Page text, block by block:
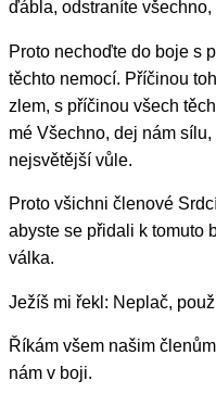
ďábla, odstraníte
Proto nechoďte do boje s
těchto nemocí. Příčinou
zlem, s příčinou všech
mé Všechno, dej nám
nejsvětější vůle.
Proto všichni členové
abyste se přidali k tomuto
válka.
Ježíš mi řekl: Neplač,
Říkám všem našim
nám v boji.